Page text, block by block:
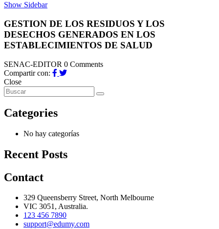
Show Sidebar
GESTION DE LOS RESIDUOS Y LOS
DESECHOS GENERADOS EN LOS
ESTABLECIMIENTOS DE SALUD
SENAC-EDITOR 0 Comments
Compartir con:
Close
Categories
No hay categorías
Recent Posts
Contact
329 Queensberry Street, North Melbourne
VIC 3051, Australia.
123 456 7890
support@edumy.com